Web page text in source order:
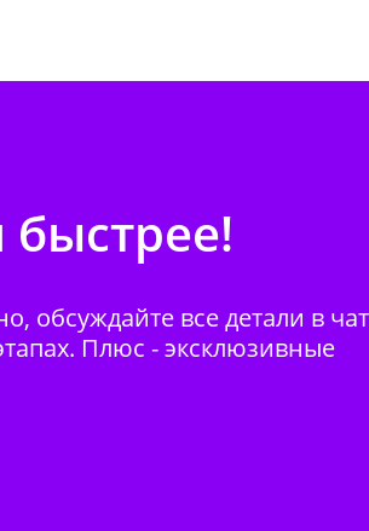
обсуждайте все детали в
Плюс - эксклюзивные